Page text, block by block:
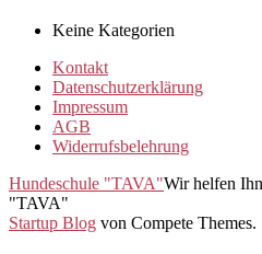
Keine Kategorien
Kontakt
Datenschutzerklärung
Impressum
AGB
Widerrufsbelehrung
Hundeschule "TAVA"Wir helfen
"TAVA"
Startup Blog von Compete Themes.